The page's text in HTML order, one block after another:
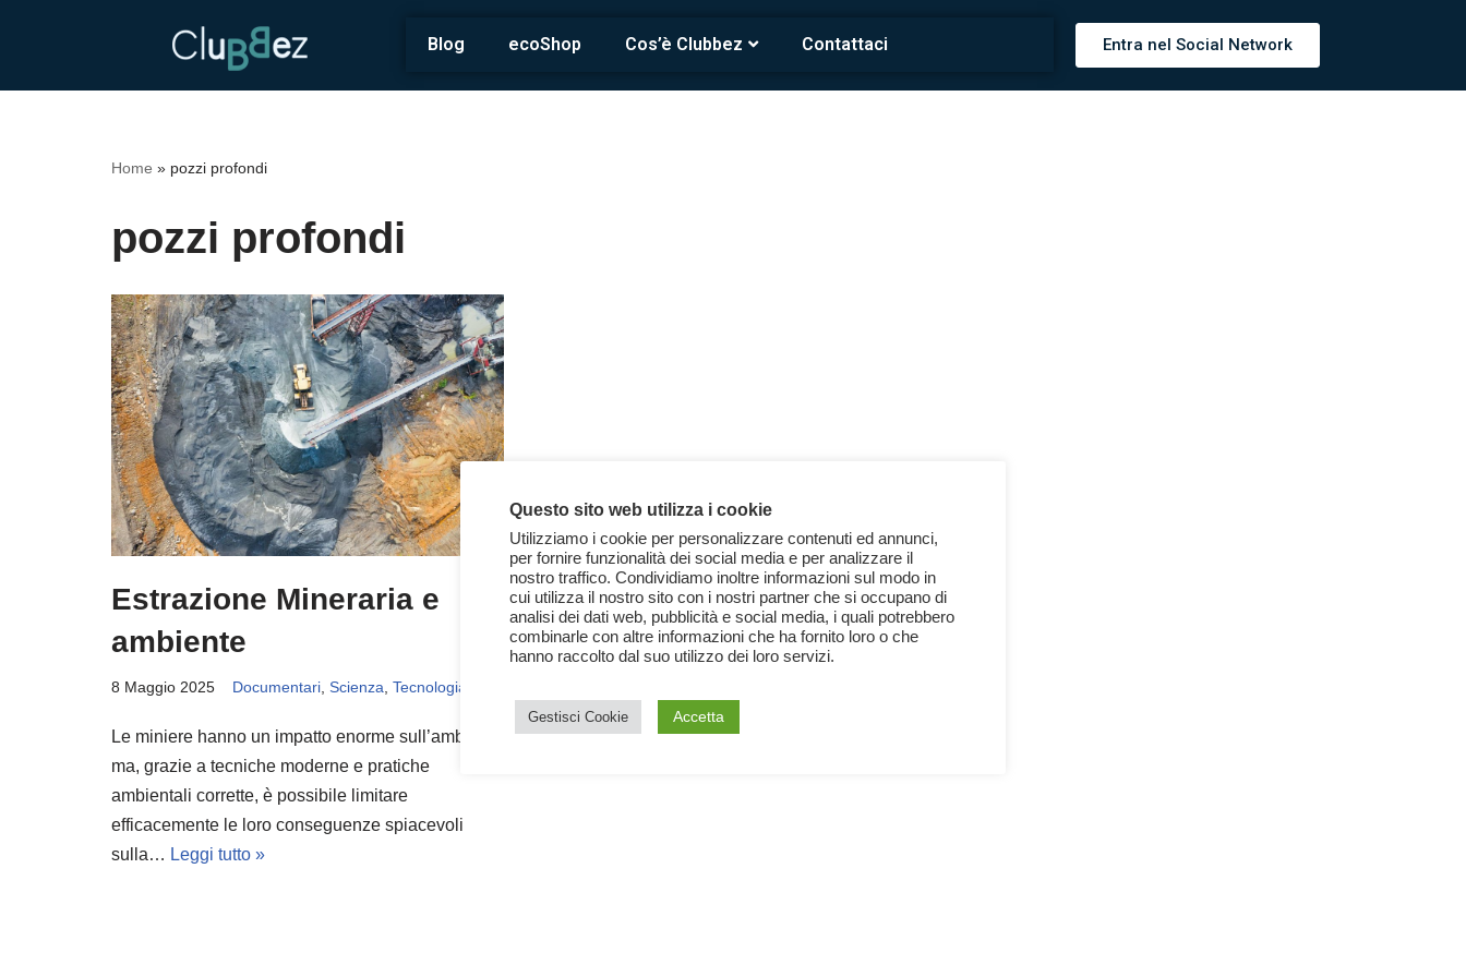
al
Blog ecoShop Cos’è Clubbez Contattaci Entra nel Social Network
Home » pozzi profondi
pozzi profondi
Estrazione Mineraria e
ambiente
8 Maggio 2025 Documentari Scienza Tecnologia
Le miniere hanno un impatto enorme sull’ambiente
ma, grazie a tecniche moderne e pratiche
ambientali corrette, è possibile limitare
efficacemente le loro conseguenze spiacevoli
sulla… Leggi tutto »
Questo sito web utilizza i cookie
Utilizziamo i cookie per personalizzare contenuti ed annunci,
per fornire funzionalità dei social media e per analizzare il
nostro traffico. Condividiamo inoltre informazioni sul modo in
cui utilizza il nostro sito con i nostri partner che si occupano di
analisi dei dati web, pubblicità e social media, i quali potrebbero
combinarle con altre informazioni che ha fornito loro o che
hanno raccolto dal suo utilizzo dei loro servizi.
Gestisci Cookie Accetta